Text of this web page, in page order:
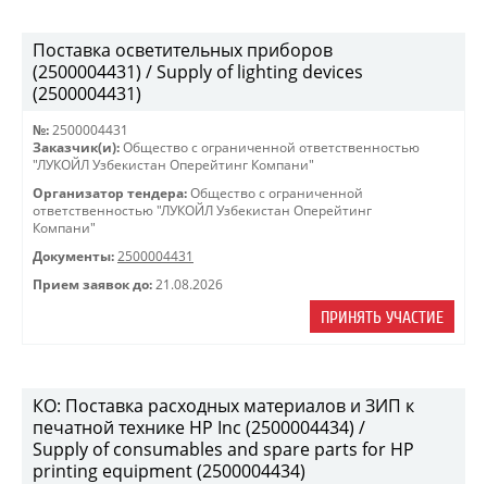
Поставка осветительных приборов
(2500004431) / Supply of lighting devices
(2500004431)
№: 2500004431
Заказчик(и): Общество с ограниченной ответственностью
"ЛУКОЙЛ Узбекистан Оперейтинг Компани"
Организатор тендера: Общество с ограниченной
ответственностью "ЛУКОЙЛ Узбекистан Оперейтинг
Компани"
Документы: 2500004431
Прием заявок до: 21.08.2026
ПРИНЯТЬ УЧАСТИЕ
КО: Поставка расходных материалов и ЗИП к
печатной технике HP Inc (2500004434) /
Supply of consumables and spare parts for HP
printing equipment (2500004434)